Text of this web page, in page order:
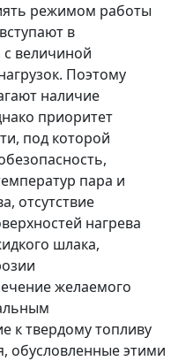
режимом работы
в
величиной
Поэтому
наличие
приоритет
под которой
пара и
отсутствие
нагрева
шлака,
желаемого
к твердому топливу
обусловленные этими